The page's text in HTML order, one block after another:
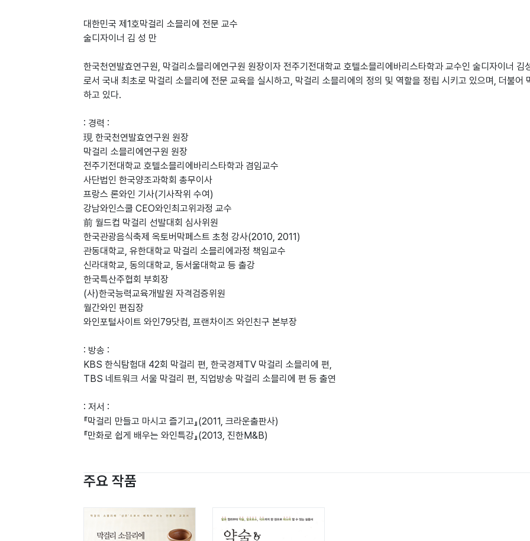
대한민국 제1호막걸리 소믈리에 전문 교수
술디자이너 김 성 만
한국천연발효연구원, 막걸리소믈리에연구원 원장이자 전주기전대학교 호텔소믈리에바리스타학과 교수인 술디자이너
로서 국내 최초로 막걸리 소믈리에 전문 교육을 실시하고, 막걸리 소믈리에의 정의 및 역할을 정립 시키고 있으며, 더불어
하고 있다.
: 경력 :
現 한국천연발효연구원 원장
막걸리 소믈리에연구원 원장
전주기전대학교 호텔소믈리에바리스타학과 겸임교수
사단법인 한국양조과학회 총무이사
프랑스 론와인 기사(기사작위 수여)
강남와인스쿨 CEO와인최고위과정 교수
前 월드컵 막걸리 선발대회 심사위원
한국관광음식축제 옥토버막페스트 초청 강사(2010, 2011)
관동대학교, 유한대학교 막걸리 소믈리에과정 책임교수
신라대학교, 동의대학교, 동서울대학교 등 출강
한국특산주협회 부회장
(사)한국능력교육개발원 자격검증위원
월간와인 편집장
와인포털사이트 와인79닷컴, 프랜차이즈 와인친구 본부장
: 방송 :
KBS 한식탐험대 42회 막걸리 편, 한국경제TV 막걸리 소믈리에 편,
TBS 네트워크 서울 막걸리 편, 직업방송 막걸리 소믈리에 편 등 출연
: 저서 :
『막걸리 만들고 마시고 즐기고』(2011, 크라운출판사)
『만화로 쉽게 배우는 와인특강』(2013, 진한M&B)
주요 작품